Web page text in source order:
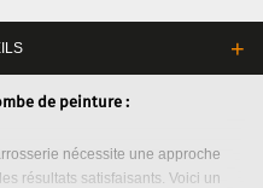
de peinture :
nécessite une approche
résultats satisfaisants. Voici un